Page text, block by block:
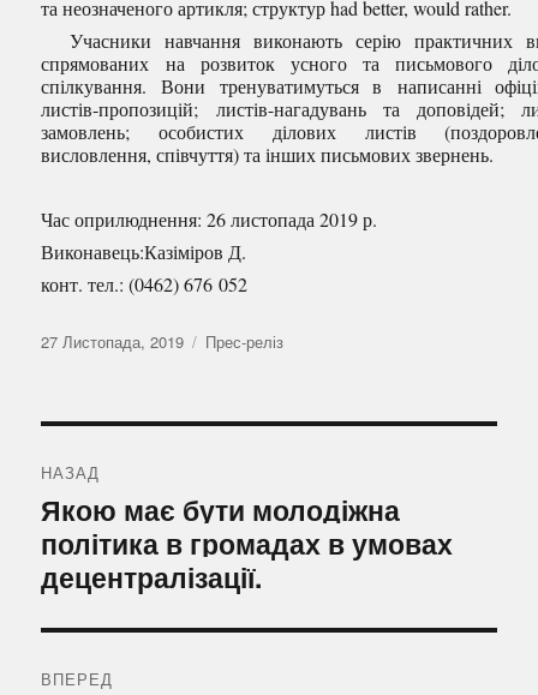
та неозначеного артикля; структур had better, would rather.
Учасники навчання виконають серію практичних
спрямованих на розвиток усного та письмового
спілкування. Вони тренуватимуться в написанні
листів-пропозицій; листів-нагадувань та доповідей;
замовлень; особистих ділових листів
висловлення, співчуття) та інших письмових звернень.
Час оприлюднення: 26 листопада 2019 р.
Виконавець:Казіміров Д.
конт. тел.: (0462) 676 052
Оприлюднено
27 Листопада, 2019 Категорії
Прес-реліз
записів
НАЗАД
Попередній
запис:
Якою має бути молодіжна
політика в громадах в умовах
децентралізації.
ВПЕРЕД